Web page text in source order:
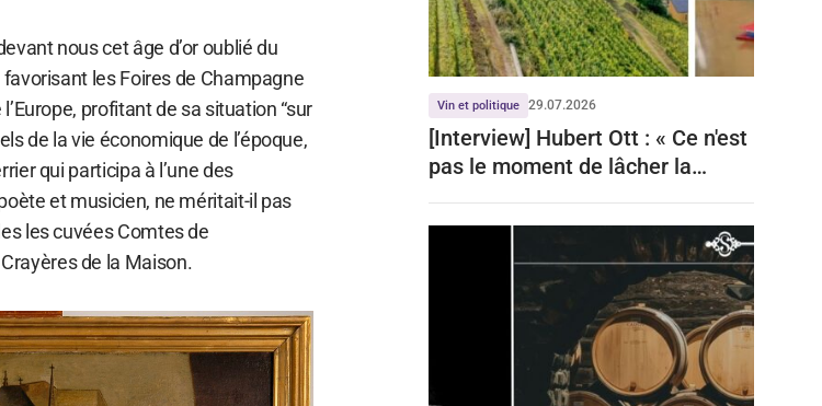
nous cet âge d’or oublié du
les Foires de Champagne
profitant de sa situation “sur
de la vie économique de l’époque,
qui participa à l’une des
et musicien, ne méritait-il pas
les cuvées Comtes de
de la Maison.
Vin et politique 29.07.2026
[Interview] Hubert Ott : « Ce n'est
pas le moment de lâcher la